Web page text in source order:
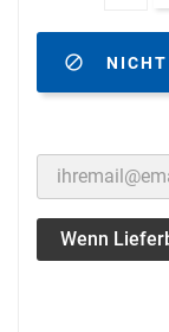
 NICHT
Wenn